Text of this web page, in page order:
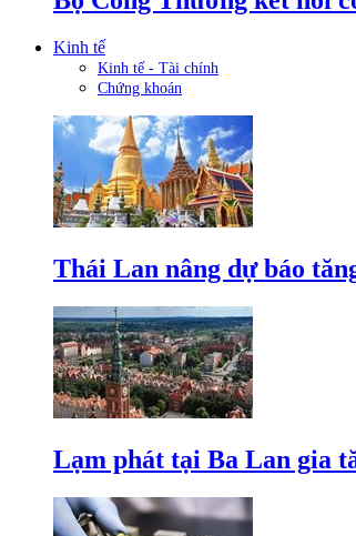
Kinh tế
Kinh tế - Tài chính
Chứng khoán
Thái Lan nâng dự báo
Lạm phát tại Ba Lan gia